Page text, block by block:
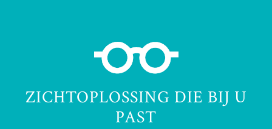
ZICHTOPLOSSING DIE BIJ U
PAST